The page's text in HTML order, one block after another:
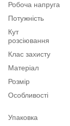
Робоча напруга
Потужність
Кут
розсіювання
Клас захисту
Матеріал
Розмір
Особливості
Упаковка